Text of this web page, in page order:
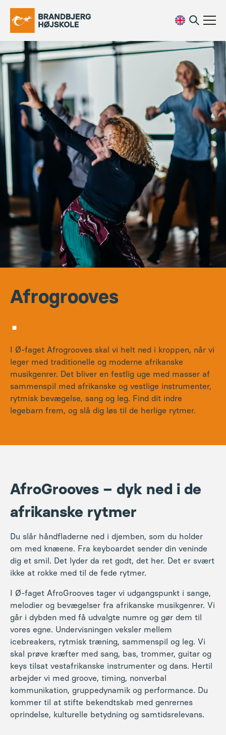
Afrogrooves
.
I Ø-faget Afrogrooves skal vi helt ned i kroppen, når vi
leger med traditionelle og moderne afrikanske
musikgenrer. Det bliver en festlig uge med masser af
sammenspil med afrikanske og vestlige instrumenter,
rytmisk bevægelse, sang og leg. Find dit indre
legebarn frem, og slå dig løs til de herlige rytmer.
AfroGrooves – dyk ned i de
afrikanske rytmer
Du slår håndfladerne ned i djemben, som du holder
om med knæene. Fra keyboardet sender din veninde
dig et smil. Det lyder da ret godt, det her. Det er svært
ikke at rokke med til de fede rytmer.
I Ø-faget AfroGrooves tager vi udgangspunkt i sange,
melodier og bevægelser fra afrikanske musikgenrer. Vi
går i dybden med få udvalgte numre og gør dem til
vores egne. Undervisningen veksler mellem
icebreakers, rytmisk træning, sammenspil og leg. Vi
skal prøve kræfter med sang, bas, trommer, guitar og
keys tilsat vestafrikanske instrumenter og dans. Hertil
arbejder vi med groove, timing, nonverbal
kommunikation, gruppedynamik og performance. Du
kommer til at stifte bekendtskab med genrernes
oprindelse, kulturelle betydning og samtidsrelevans.